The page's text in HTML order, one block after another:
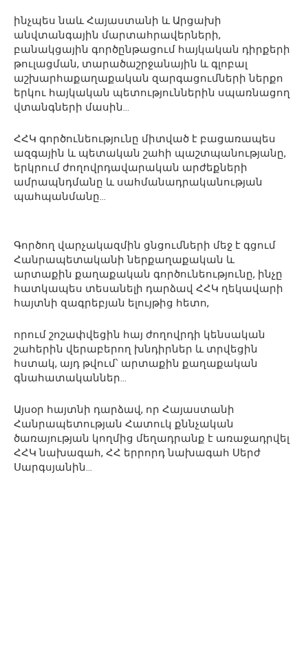
ինչպես նաև Հայաստանի և Արցախի
անվտանգային մարտահրավերների,
բանակցային գործընթացում հայկական դիրքերի
թուլացման, տարածաշրջանային և գլոբալ
աշխարհաքաղաքական զարգացումների ներքո
երկու հայկական պետություններին սպառնացող
վտանգների մասին…
ՀՀԿ գործունեությունը միտված է բացառապես
ազգային և պետական շահի պաշտպանությանը,
երկրում ժողովրդավարական արժեքների
ամրապնդմանը և սահմանադրականության
պահպանմանը…
Գործող վարչակազմին ցնցումների մեջ է գցում
Հանրապետականի ներքաղաքական և
արտաքին քաղաքական գործունեությունը, ինչը
հատկապես տեսանելի դարձավ ՀՀԿ ղեկավարի
հայտնի զագրեբյան ելույթից հետո,
որում շոշափվեցին հայ ժողովրդի կենսական
շահերին վերաբերող խնդիրներ և տրվեցին
հստակ, այդ թվում՝ արտաքին քաղաքական
գնահատականներ…
Այսօր հայտնի դարձավ, որ Հայաստանի
Հանրապետության Հատուկ քննչական
ծառայության կողմից մեղադրանք է առաջադրվել
ՀՀԿ նախագահ, ՀՀ երրորդ նախագահ Սերժ
Սարգսյանին…